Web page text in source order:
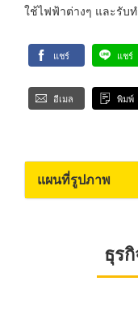
ใช้ไฟฟ้าต่างๆ และรับ
แชร์ แชร์
อีเมล พิมพ์
แผนที่รูปภาพ
ธุร